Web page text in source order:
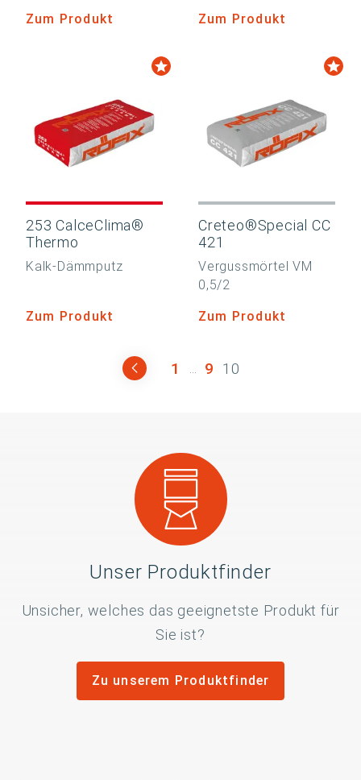
Zum Produkt Zum Produkt
253 CalceClima®
Thermo
Kalk-Dämmputz
Zum Produkt
Creteo®Special CC
421
Vergussmörtel VM
0,5/2
Zum Produkt
1 ... 9 10
Unser Produktfinder
Unsicher, welches das geeignetste Produkt für
Sie ist?
Zu unserem Produktfinder